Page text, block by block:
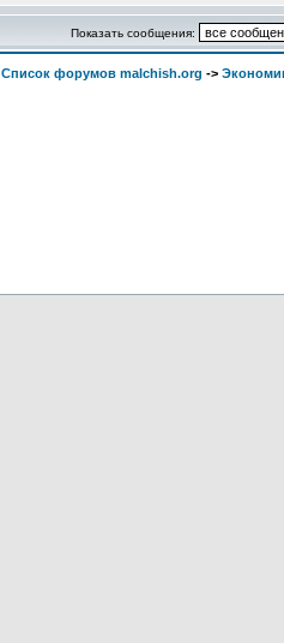
Показать сообщения:
Список форумов malchish.org ->